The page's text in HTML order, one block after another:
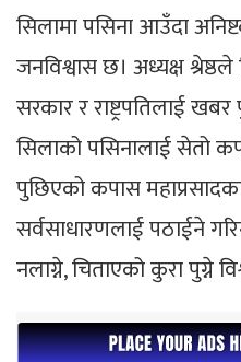
सिलामा पसिना आउँदा
जनविश्वास छ। अध्यक्ष
सरकार र राष्ट्रपतिलाई खबर
सिलाको पसिनालाई सेतो
पुछिएको कपास महाप्रसादका
सर्वसाधारणलाई पठाईने
नलाग्ने, चिताएको कुरा पुग्ने